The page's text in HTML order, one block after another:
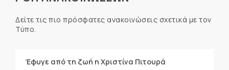
Δείτε τις πιο πρόσφατες ανακοινώσεις σχετικά με τον
Τύπο.
Έφυγε από τη ζωή η Χριστίνα Πιτουρά